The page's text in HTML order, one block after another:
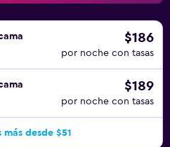
$186
por noche con tasas
$189
por noche con tasas
desde $51